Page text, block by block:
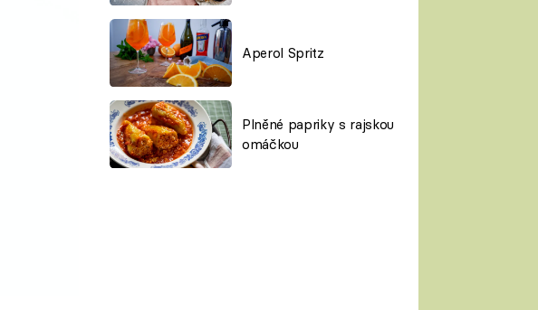
Aperol Spritz
Plněné papriky s rajskou
omáčkou